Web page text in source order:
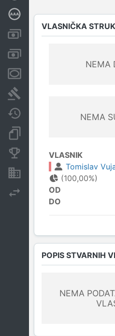
Dubinska bonitetna ocena
Konkurentske kompanije
Nekretnine i imovina
VLASNIČKA
NEMA
NEMA
VLASNIK
Tomislav
(100,00%)
OD
DO
POPIS STVARNIH
NEMA